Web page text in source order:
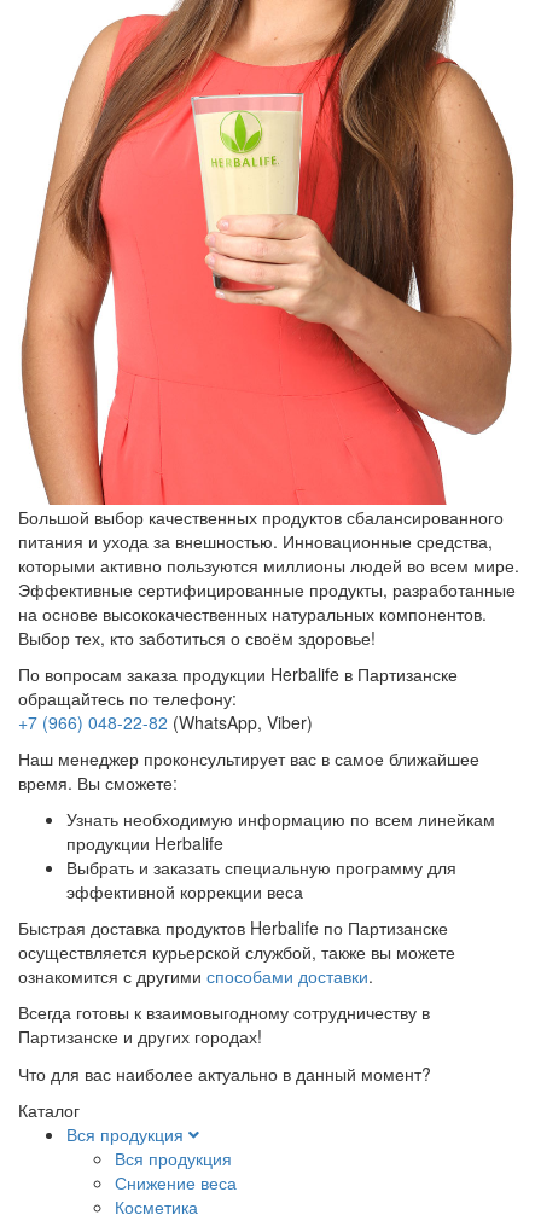
Большой выбор качественных продуктов сбалансированного
питания и ухода за внешностью. Инновационные средства,
которыми активно пользуются миллионы людей во всем мире.
Эффективные сертифицированные продукты, разработанные
на основе высококачественных натуральных компонентов.
Выбор тех, кто заботиться о своём здоровье!
По вопросам заказа продукции Herbalife в Партизанске
обращайтесь по телефону:
+7 (966) 048-22-82 (WhatsApp, Viber)
Наш менеджер проконсультирует вас в самое ближайшее
время. Вы сможете:
Узнать необходимую информацию по всем линейкам
продукции Herbalife
Выбрать и заказать специальную программу для
эффективной коррекции веса
Быстрая доставка продуктов Herbalife по Партизанске
осуществляется курьерской службой, также вы можете
ознакомится с другими способами доставки.
Всегда готовы к взаимовыгодному сотрудничеству в
Партизанске и других городах!
Что для вас наиболее актуально в данный момент?
Каталог
Вся продукция
Вся продукция
Снижение веса
Косметика